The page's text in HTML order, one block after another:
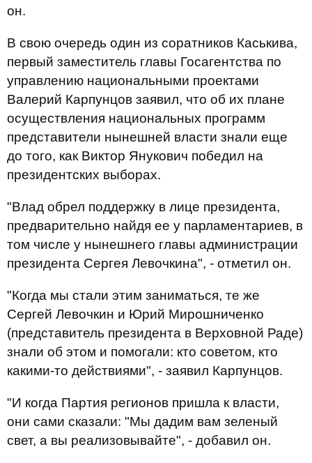
он.
В свою очередь один из соратников Каськива,
первый заместитель главы Госагентства по
управлению национальными проектами
Валерий Карпунцов заявил, что об их плане
осуществления национальных программ
представители нынешней власти знали еще
до того, как Виктор Янукович победил на
президентских выборах.
"Влад обрел поддержку в лице президента,
предварительно найдя ее у парламентариев, в
том числе у нынешнего главы администрации
президента Сергея Левочкина", - отметил он.
"Когда мы стали этим заниматься, те же
Сергей Левочкин и Юрий Мирошниченко
(представитель президента в Верховной Раде)
знали об этом и помогали: кто советом, кто
какими-то действиями", - заявил Карпунцов.
"И когда Партия регионов пришла к власти,
они сами сказали: "Мы дадим вам зеленый
свет, а вы реализовывайте", - добавил он.